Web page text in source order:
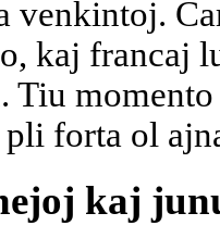
venkintoj.
kaj francaj
Tiu
forta ol
kaj